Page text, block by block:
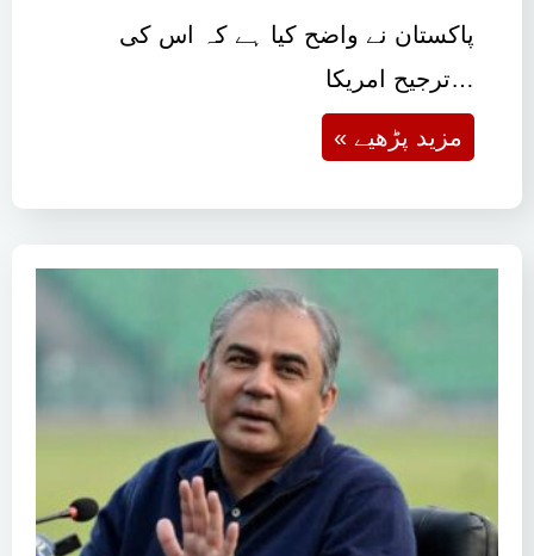
پاکستان نے واضح کیا ہے کہ اس کی
ترجیح امریکا…
« مزید پڑھیے